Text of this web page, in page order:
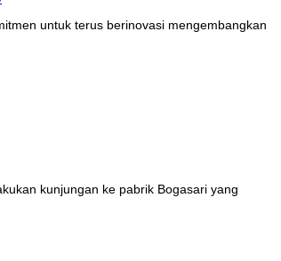
untuk terus berinovasi mengembangkan
kunjungan ke pabrik Bogasari yang